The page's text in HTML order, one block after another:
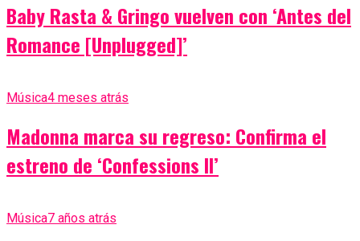
Baby Rasta & Gringo vuelven con ‘Antes del
Romance [Unplugged]’
Música4 meses atrás
Madonna marca su regreso: Confirma el
estreno de ‘Confessions II’
Música7 años atrás